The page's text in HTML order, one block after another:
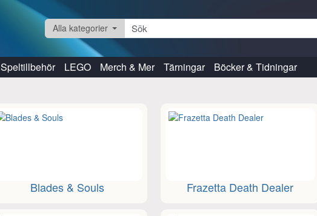
Alla kategorier
Speltillbehör LEGO Merch & Mer Tärningar Böcker & Tidningar
Blades & Souls Frazetta Death Dealer